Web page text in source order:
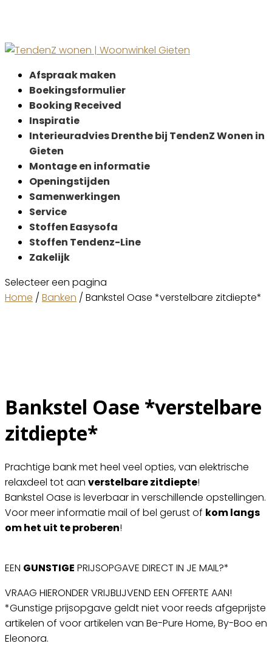
Afspraak maken
Boekingsformulier
Booking Received
Inspiratie
Interieuradvies Drenthe bij TendenZ Wonen in
Gieten
Montage en informatie
Openingstijden
Samenwerkingen
Service
Stoffen Easysofa
Stoffen Tendenz-Line
Zakelijk
Selecteer een pagina
Home / Banken / Bankstel Oase *verstelbare zitdiepte*
Bankstel Oase *verstelbare
zitdiepte*
Prachtige bank met heel veel opties, van elektrische
relaxdeel tot aan verstelbare zitdiepte!
Bankstel Oase is leverbaar in verschillende opstellingen.
Voor meer informatie mail of bel gerust of kom langs
om het uit te proberen!
EEN GUNSTIGE PRIJSOPGAVE DIRECT IN JE MAIL?*
VRAAG HIERONDER VRIJBLIJVEND EEN OFFERTE AAN!
*Gunstige prijsopgave geldt niet voor reeds afgeprijste
artikelen of voor artikelen van Be-Pure Home, By-Boo en
Eleonora.